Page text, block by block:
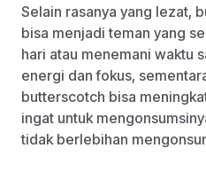
Selain rasanya yang lezat,
bisa menjadi teman yang
hari atau menemani waktu
energi dan fokus,
butterscotch bisa
ingat untuk
tidak berlebihan